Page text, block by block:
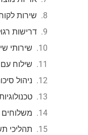
שירות
דרישות
שירותי
שילוח עם
ניהול
משלוחים
תהליכי